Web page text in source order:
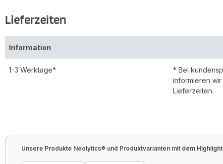
Lieferzeiten
Information
1-3 Werktage*
* Bei
informieren
Lieferzeiten.
Unsere Produkte Neolytics® und Produktvarianten mit dem